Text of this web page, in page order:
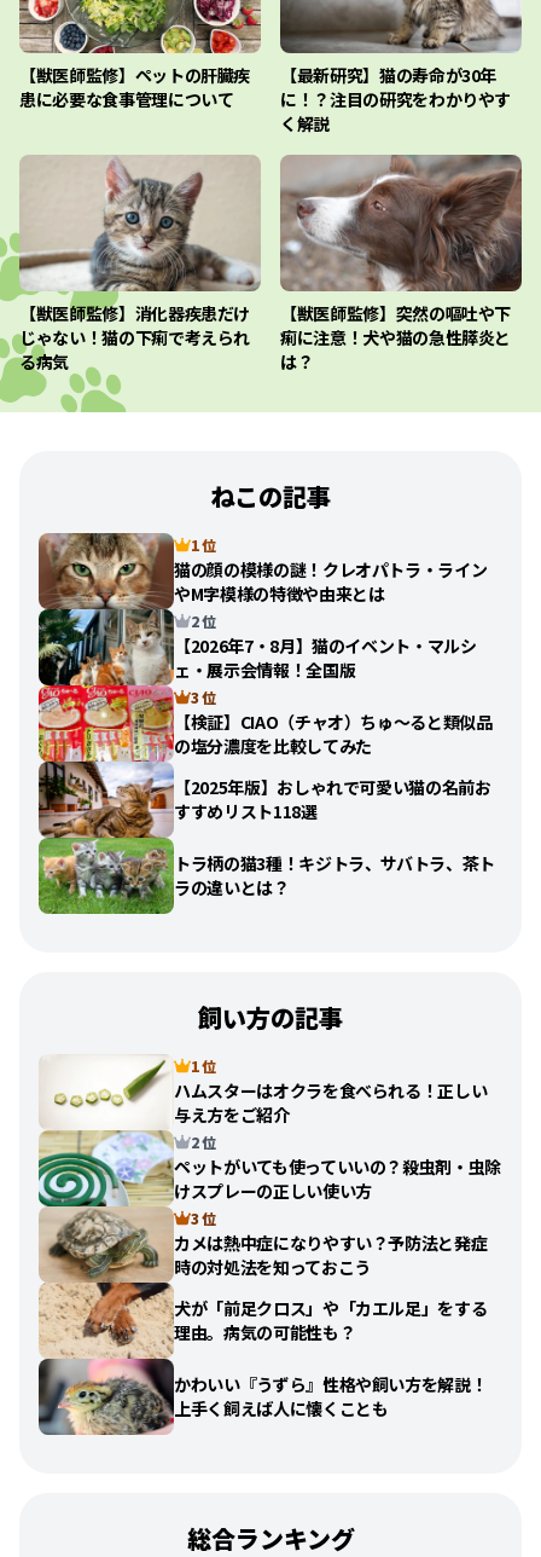
【獣医師監修】ペットの肝臓疾
患に必要な食事管理について
【最新研究】猫の寿命が30年
に！？注目の研究をわかりやす
く解説
【獣医師監修】消化器疾患だけ
じゃない！猫の下痢で考えられ
る病気
【獣医師監修】突然の嘔吐や下
痢に注意！犬や猫の急性膵炎と
は？
ねこの記事
1 位
猫の顔の模様の謎！クレオパトラ・ライン
やM字模様の特徴や由来とは
2 位
【2026年7・8月】猫のイベント・マルシ
ェ・展示会情報！全国版
3 位
【検証】CIAO（チャオ）ちゅ〜ると類似品
の塩分濃度を比較してみた
【2025年版】おしゃれで可愛い猫の名前お
すすめリスト118選
トラ柄の猫3種！キジトラ、サバトラ、茶ト
ラの違いとは？
飼い方の記事
1 位
ハムスターはオクラを食べられる！正しい
与え方をご紹介
2 位
ペットがいても使っていいの？殺虫剤・虫除
けスプレーの正しい使い方
3 位
カメは熱中症になりやすい？予防法と発症
時の対処法を知っておこう
犬が「前足クロス」や「カエル足」をする
理由。病気の可能性も？
かわいい『うずら』性格や飼い方を解説！
上手く飼えば人に懐くことも
総合ランキング